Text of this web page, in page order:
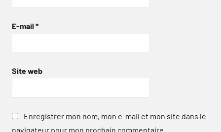
E-mail *
Site web
Enregistrer mon nom, mon e-mail et mon site dans le
navigateur pour mon prochain commentaire.